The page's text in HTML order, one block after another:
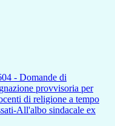
- Domande di
provvisoria per
di religione a tempo
All'albo sindacale ex